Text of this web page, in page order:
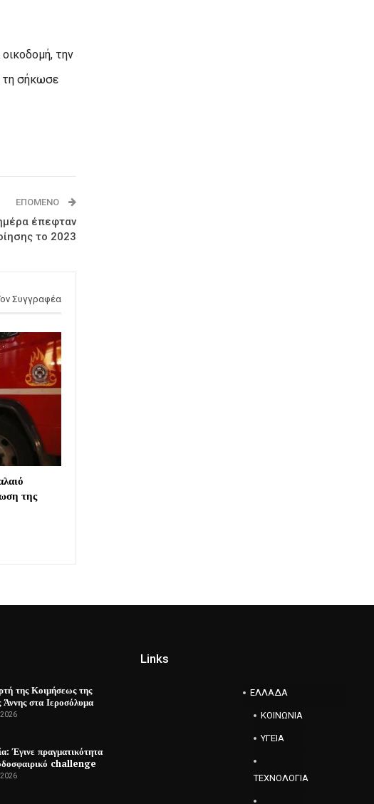
την
τη σήκωσε
ΕΠΌΜΕΝΟ
έπεφταν
το 2023
Συγγραφέα
της
της Κοιμήσεως της
Άννης στα Ιεροσόλυμα
Έγινε πραγματικότητα
challenge
Links
ΕΛΛΑΔΑ
ΚΟΙΝΩΝΙΑ
ΥΓΕΙΑ
ΤΕΧΝΟΛΟΓΙΑ